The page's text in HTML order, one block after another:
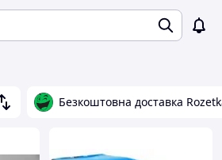
Безкоштовна доставка